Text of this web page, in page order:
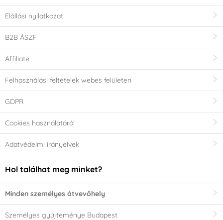
Elállási nyilatkozat
B2B ÁSZF
Affiliate
Felhasználási feltételek webes felületen
GDPR
Cookies használatáról
Adatvédelmi irányelvek
Hol találhat meg minket?
Minden személyes átvevőhely
Személyes gyűjteménye Budapest